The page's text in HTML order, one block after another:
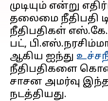
முடியும் என்று
தலைமை நீதிபதி
நீதிபதிகள்
பட்,
ஆகிய ஐந்து
நீதிபதிகளை
சாசன அமர்வு
நடத்தியது.